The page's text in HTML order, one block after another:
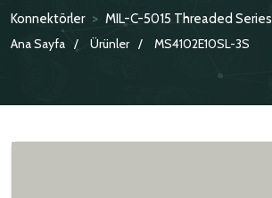
Konnektörler > MIL-C-5015 Threaded Series
Ana Sayfa
Ürünler MS4102E10SL-3S
POLITIKALARIMIZ
KORUMA KAPAKLARI